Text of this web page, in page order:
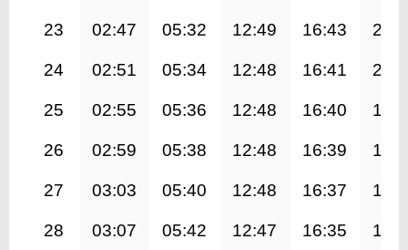
23 02:47 05:32 12:49 16:43
24 02:51 05:34 12:48 16:41
25 02:55 05:36 12:48 16:40
26 02:59 05:38 12:48 16:39
27 03:03 05:40 12:48 16:37
28 03:07 05:42 12:47 16:35